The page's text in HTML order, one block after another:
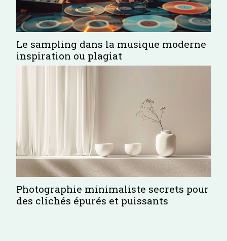
Le sampling dans la musique moderne
inspiration ou plagiat
Photographie minimaliste secrets pour
des clichés épurés et puissants